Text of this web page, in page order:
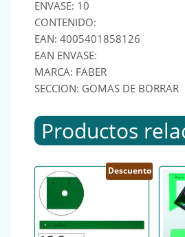
ENVASE: 10
CONTENIDO:
EAN: 4005401858126
EAN ENVASE:
MARCA: FABER
SECCION: GOMAS DE BORRAR
Productos
Descuento